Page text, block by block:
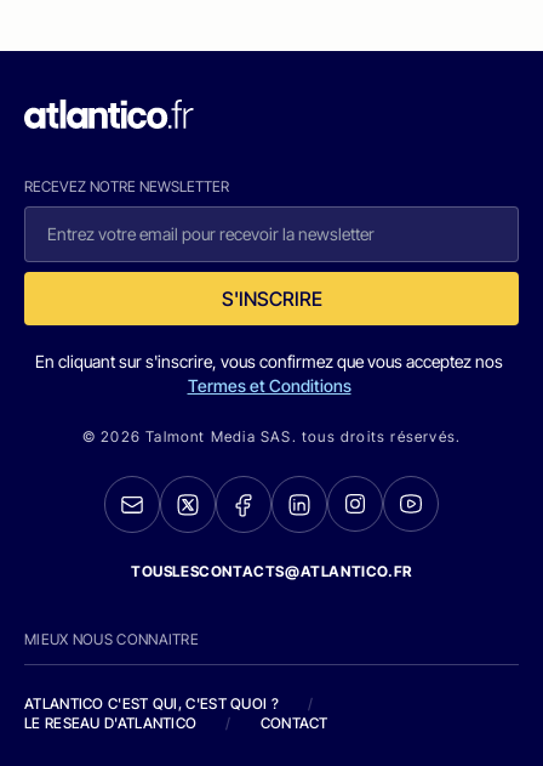
RECEVEZ NOTRE NEWSLETTER
S'INSCRIRE
En cliquant sur s'inscrire, vous confirmez que vous acceptez nos
Termes et Conditions
© 2026 Talmont Media SAS. tous droits réservés.
TOUSLESCONTACTS@ATLANTICO.FR
MIEUX NOUS CONNAITRE
ATLANTICO C'EST QUI, C'EST QUOI ?
/
LE RESEAU D'ATLANTICO
/ CONTACT